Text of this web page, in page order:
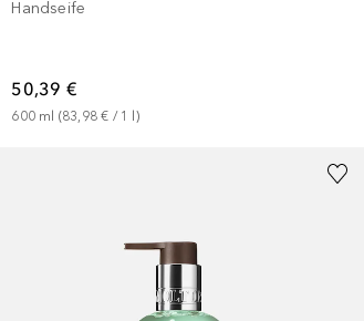
Handseife
50,39 €
600 ml (83,98 € / 1 l)